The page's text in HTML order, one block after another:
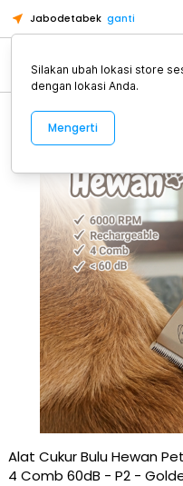
Jabodetabek ganti
Alat Kopi
Alat Cukur Bulu Hewan
4 Comb 60dB - P2 -
Silakan ubah lokasi store
dengan lokasi Anda.
Mengerti